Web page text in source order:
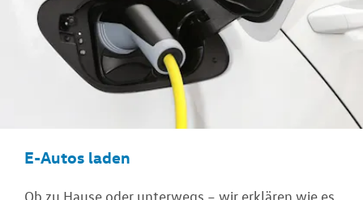
E-Autos laden
Ob zu Hause oder unterwegs – wir erklären wie es